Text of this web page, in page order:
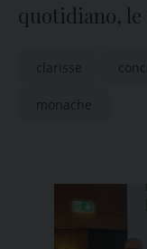
quotidiano,
clarisse
monache